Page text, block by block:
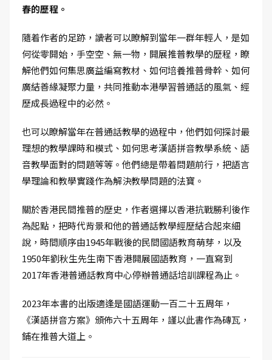
春的歷程。
隨着作者的足跡，讀者可以瞭解到當年一群年輕人，是如
何從零開始，手空空、無一物，開展推普教學的歷程，瞭
解他們如何集思廣益編寫教材、如何培養推普骨幹、如何
廣結善緣凝聚力量，共同推動本港學習普通話的風氣、經
歷成長過程中的必然。
也可以瞭解當年在普通話教學的過程中，他們如何探討最
理想的教學課時和模式、如何思考漢語拼音教學系統、語
音教學面對的問題等等。他們總是帶着問題前行，把語言
學理論和教學實踐作為解決教學問題的法寶。
關於香港民間推普的歷史，作者選擇以香港抗戰勝利後作
為起點，把時代背景和他的普通話教學經歷結合起來細
說，時間順序由1945年戰後的民間國語教育萌芽，以及
1950年劉秋生先生南下香港開展國語教育，一直寫到
2017年香港普通話教育中心停辦普通話培訓課程為止。
2023年本書的出版適逢是國語運動一百二十五周年，
《漢語拼音方案》頒佈六十五周年，謹以此書作為磚瓦，
鋪在推普大道上。